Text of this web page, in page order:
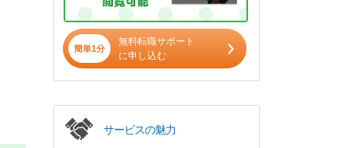
簡単1分
無料転職サポート
に申し込む
サービスの魅力